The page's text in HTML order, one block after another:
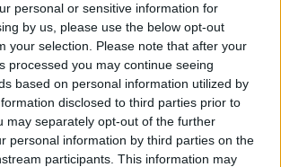
personal or sensitive information for
by us, please use the below opt-out
your selection. Please note that after your
processed you may continue seeing
based on personal information utilized by
disclosed to third parties prior to
may separately opt-out of the further
personal information by third parties on the
participants. This information may